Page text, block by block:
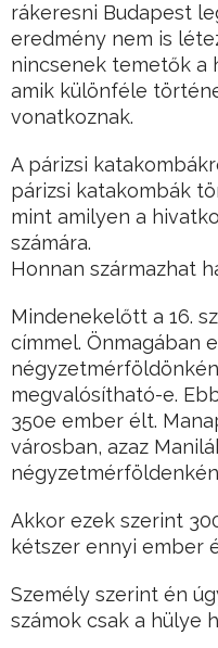
rákeresni Budapest
eredmény nem is
nincsenek temetők a
amik különféle
vonatkoznak.
A párizsi
párizsi katakombák
mint amilyen a
számára.
Honnan származhat
Mindenekelőtt a 16.
címmel. Önmagában
megvalósítható-e.
350e ember élt.
városban, azaz
Akkor ezek szerint
kétszer ennyi ember
Személy szerint én
számok csak a hülye